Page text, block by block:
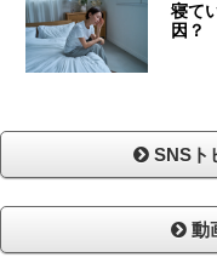
寝て
因？
SNSト
動